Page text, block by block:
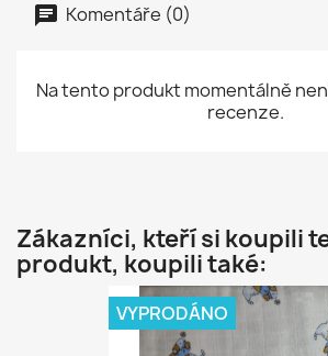
Komentáře (0)
Na tento produkt momentálně
recenze.
Zákazníci, kteří si koupili
produkt, koupili také:
VYPRODÁNO